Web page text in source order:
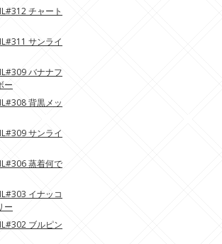
チャート
サンライ
バナナフ
ー
背黒メッ
サンライ
蒸着何で
イナッコ
ー
ブルピン